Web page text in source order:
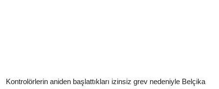
Kontrolörlerin aniden başlattıkları izinsiz grev nedeniyle Belçika